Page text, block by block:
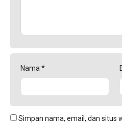
Nama *
Simpan nama, email, dan situs